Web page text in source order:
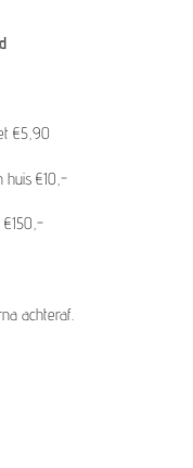
€5,90
huis €10,-
€150,-
achteraf.